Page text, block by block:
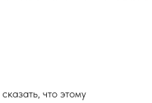
что этому